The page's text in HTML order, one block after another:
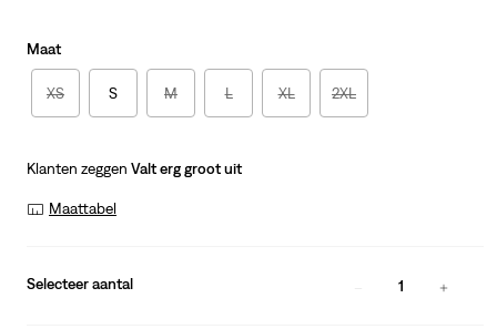
Maat
XS S M L XL 2XL
Klanten zeggen Valt erg groot uit
Maattabel
Selecteer aantal 1